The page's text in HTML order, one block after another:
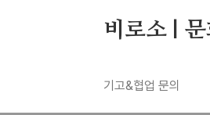
비로소 |
기고&협업 문의